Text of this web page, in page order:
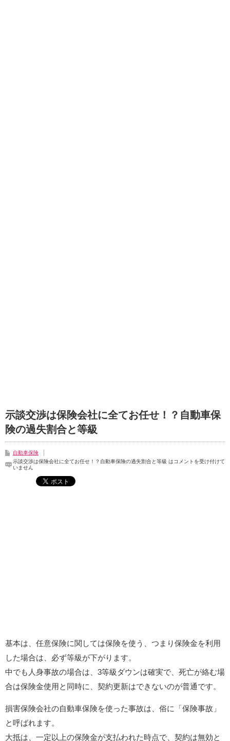
示談交渉は保険会社に全てお任せ！？自動車保
険の過失割合と等級
自動車保険
示談交渉は保険会社に全てお任せ！？自動車保険の過失割合と等級 はコメントを受け付けて
いません
基本は、任意保険に関しては保険を使う、つまり保険金を利用
した場合は、必ず等級が下がります。
中でも人身事故の場合は、3等級ダウンは確実で、死亡が絡む場
合は保険金使用と同時に、契約更新はできないのが普通です。
損害保険会社の自動車保険を使った事故は、俗に「保険事故」
と呼ばれます。
大抵は、一定以上の保険金が支払われた時点で、契約は無効と